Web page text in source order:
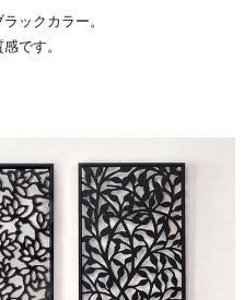
ックカラー。
です。